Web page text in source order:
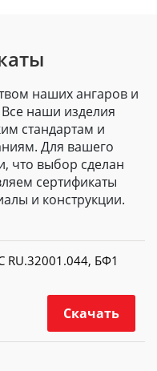
наших ангаров и
наши изделия
стандартам и
Для вашего
что выбор сделан
сертификаты
и конструкции.
RU.32001.044, БФ1
Скачать